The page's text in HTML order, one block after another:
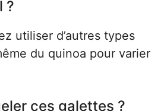
?
utiliser d’autres types
du quinoa pour varier
ces galettes ?